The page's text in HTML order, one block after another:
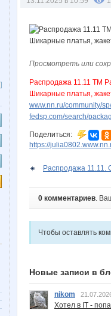
Просмотреть или
Распродажа 11.11 ТМ
Шикарные платья,
www.nn.ru/community/
fedsp.com/search/
Поделиться:
https://
Распродажа 11.11.
0 комментариев.
Чтобы оставлять
Новые записи в
nikom
Хотел в IT -